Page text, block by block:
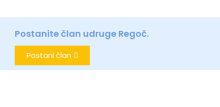
Postanite član udruge Regoč.
Postani član